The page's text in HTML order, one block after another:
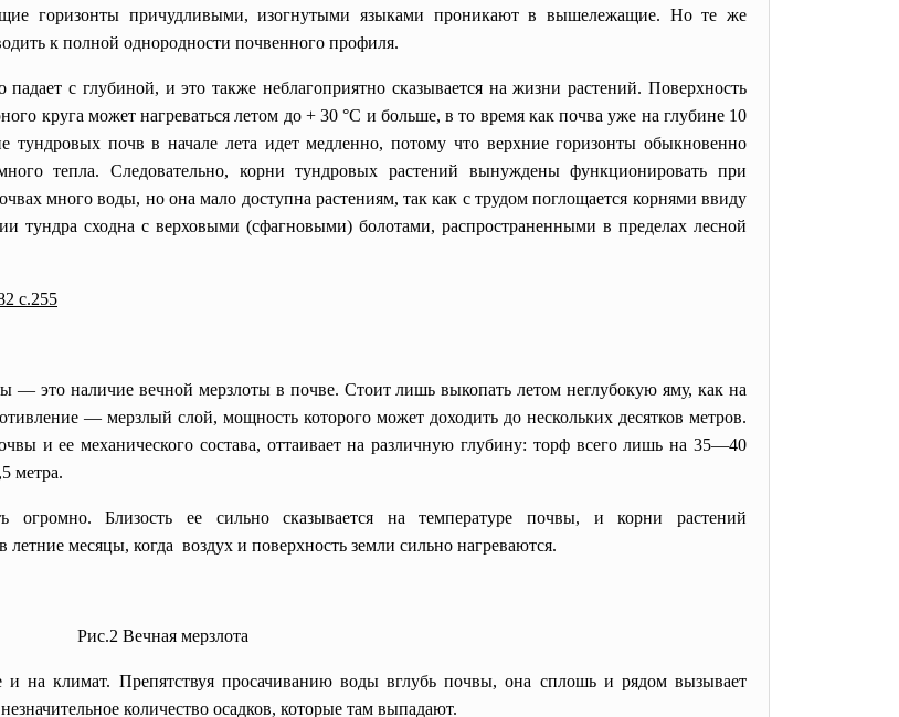
горизонты причудливыми, изогнутыми языками проникают в вышележащие. Но те же
к полной однородности почвенного профиля.
с глубиной, и это также неблагоприятно сказывается на жизни растений. Поверхность
круга может нагреваться летом до + 30 °С и больше, в то время как почва уже на глубине 10
почв в начале лета идет медленно, потому что верхние горизонты обыкновенно
тепла. Следовательно, корни тундровых растений вынуждены функционировать при
много воды, но она мало доступна растениям, так как с трудом поглощается корнями ввиду
тундра сходна с верховыми (сфагновыми) болотами, распространенными в пределах лесной
с.255
— это наличие вечной мерзлоты в почве. Стоит лишь выкопать летом неглубокую яму, как на
— мерзлый слой, мощность которого может доходить до нескольких десятков метров.
и ее механического состава, оттаивает на различную глубину: торф всего лишь на 35—40
метра.
огромно. Близость ее сильно сказывается на температуре почвы, и корни растений
месяцы, когда воздух и поверхность земли сильно нагреваются.
Рис.2 Вечная мерзлота
климат. Препятствуя просачиванию воды вглубь почвы, она сплошь и рядом вызывает
количество осадков, которые там выпадают.